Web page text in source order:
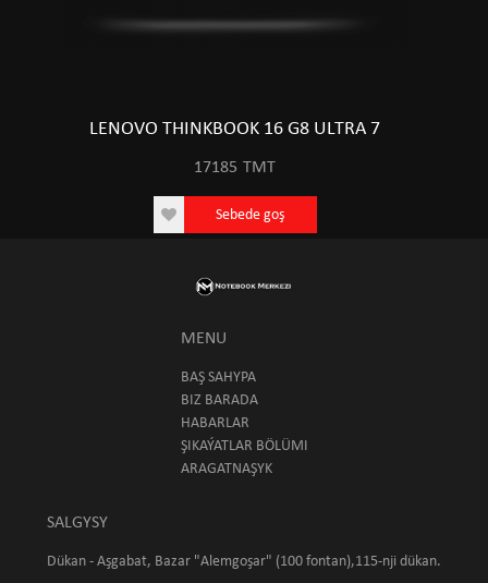
LENOVO THINKBOOK 16 G8 ULTRA 7
17185 TMT
Sebede goş
MENU
BAŞ SAHYPA
BIZ BARADA
HABARLAR
ŞIKAÝATLAR BÖLÜMI
ARAGATNAŞYK
SALGYSY
Dükan - Aşgabat, Bazar "Alemgoşar" (100 fontan),115-nji dükan.